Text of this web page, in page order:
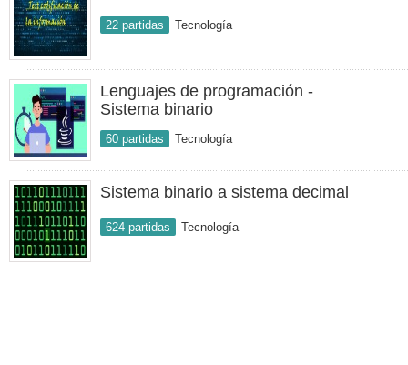
22 partidas Tecnología
Lenguajes de programación -
Sistema binario
60 partidas Tecnología
Sistema binario a sistema decimal
624 partidas Tecnología